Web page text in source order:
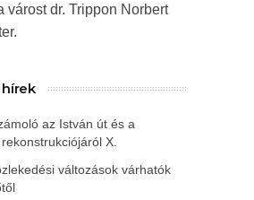
várost dr. Trippon Norbert
az István út és a
X.
változások várhatók